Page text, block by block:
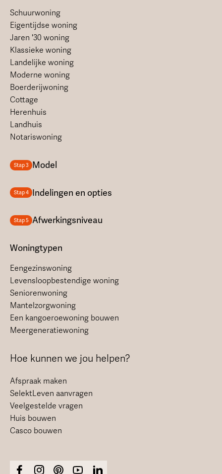
Schuurwoning
Eigentijdse woning
Jaren '30 woning
Klassieke woning
Landelijke woning
Moderne woning
Boerderijwoning
Cottage
Herenhuis
Landhuis
Notariswoning
Stap 3 Model
Stap 4 Indelingen en opties
Stap 5 Afwerkingsniveau
Woningtypen
Eengezinswoning
Levensloopbestendige woning
Seniorenwoning
Mantelzorgwoning
Een kangoeroewoning bouwen
Meergeneratiewoning
Hoe kunnen we jou helpen?
Afspraak maken
SelektLeven aanvragen
Veelgestelde vragen
Huis bouwen
Casco bouwen